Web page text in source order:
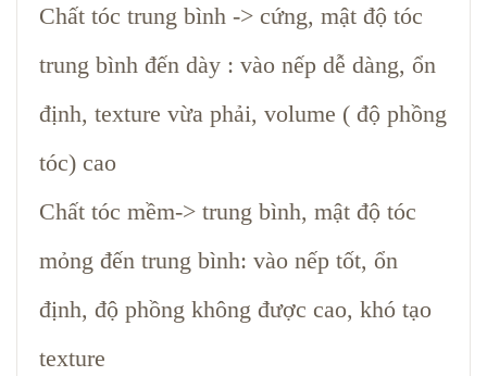
Chất tóc trung bình -> cứng, mật độ tóc
trung bình đến dày : vào nếp dễ dàng, ổn
định, texture vừa phải, volume ( độ phồng
tóc) cao
Chất tóc mềm-> trung bình, mật độ tóc
mỏng đến trung bình: vào nếp tốt, ổn
định, độ phồng không được cao, khó tạo
texture